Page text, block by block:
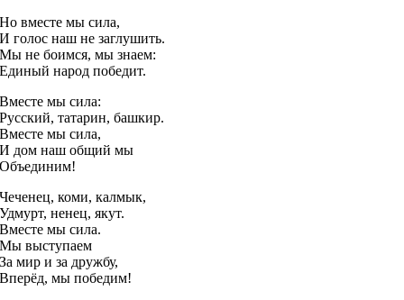
Но вместе мы сила,
И голос наш не заглушить.
Мы не боимся, мы знаем:
Единый народ победит.
Вместе мы сила:
Русский, татарин, башкир.
Вместе мы сила,
И дом наш общий мы
Объединим!
Чеченец, коми, калмык,
Удмурт, ненец, якут.
Вместе мы сила.
Мы выступаем
За мир и за дружбу,
Вперёд, мы победим!